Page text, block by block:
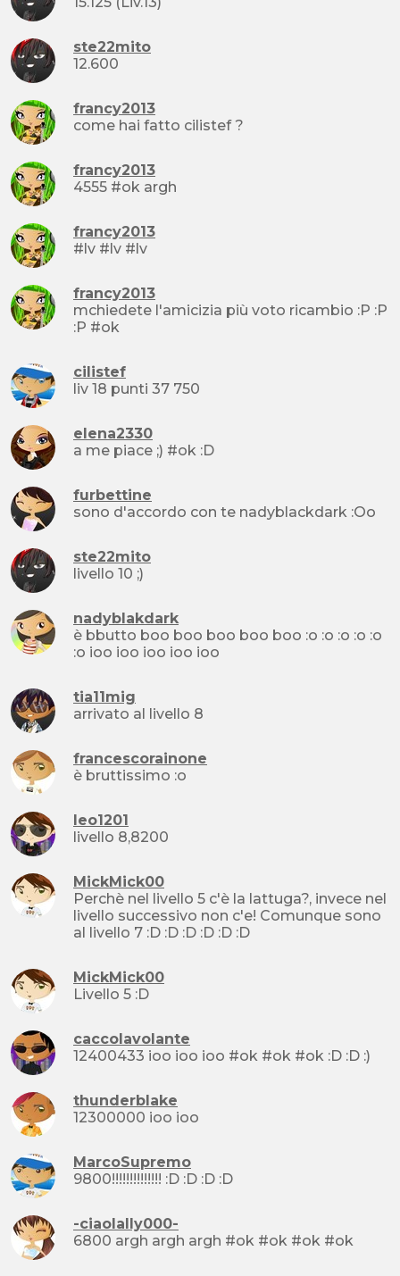
ste22mito
12.600
francy2013
come hai fatto cilistef ?
francy2013
4555 #ok argh
francy2013
#lv #lv #lv
francy2013
mchiedete l'amicizia più voto ricambio :P :P
:P #ok
cilistef
liv 18 punti 37 750
elena2330
a me piace ;) #ok :D
furbettine
sono d'accordo con te nadyblackdark :Oo
ste22mito
livello 10 ;)
nadyblakdark
è bbutto boo boo boo boo boo :o :o :o :o :o
:o ioo ioo ioo ioo ioo
tia11mig
arrivato al livello 8
francescorainone
è bruttissimo :o
leo1201
livello 8,8200
MickMick00
Perchè nel livello 5 c'è la lattuga?, invece nel
livello successivo non c'e! Comunque sono
al livello 7 :D :D :D :D :D :D
MickMick00
Livello 5 :D
caccolavolante
12400433 ioo ioo ioo #ok #ok #ok :D :D :)
thunderblake
12300000 ioo ioo
MarcoSupremo
9800!!!!!!!!!!!!!! :D :D :D :D
-ciaolally000-
6800 argh argh argh #ok #ok #ok #ok